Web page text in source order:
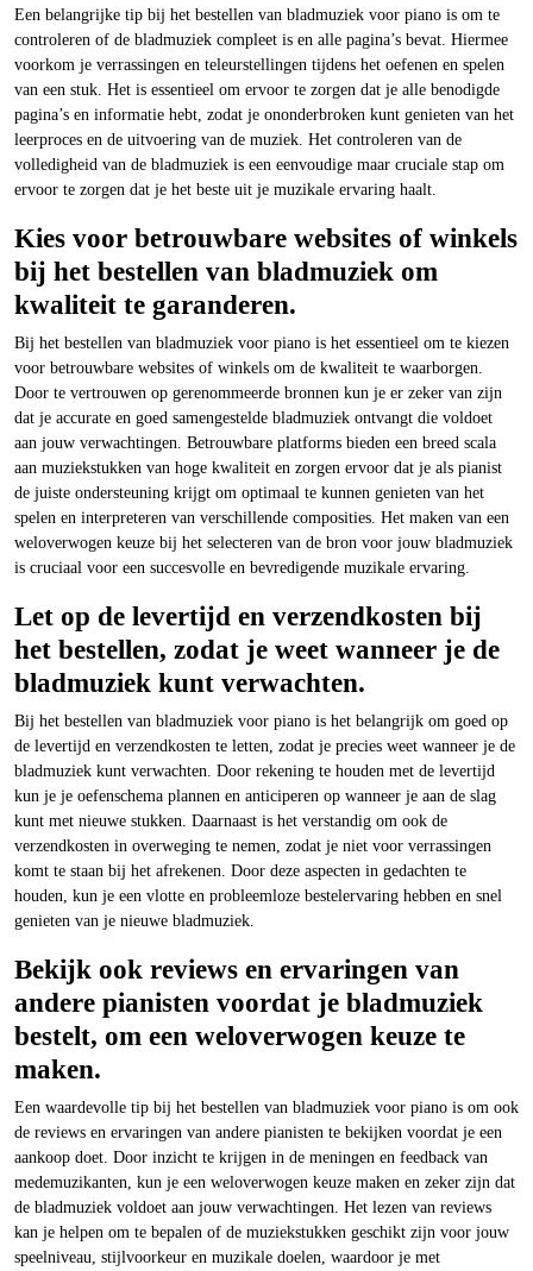
Een belangrijke tip bij het bestellen van bladmuziek voor piano is om te
controleren of de bladmuziek compleet is en alle pagina’s bevat. Hiermee
voorkom je verrassingen en teleurstellingen tijdens het oefenen en spelen
van een stuk. Het is essentieel om ervoor te zorgen dat je alle benodigde
pagina’s en informatie hebt, zodat je ononderbroken kunt genieten van het
leerproces en de uitvoering van de muziek. Het controleren van de
volledigheid van de bladmuziek is een eenvoudige maar cruciale stap om
ervoor te zorgen dat je het beste uit je muzikale ervaring haalt.
Kies voor betrouwbare websites of winkels
bij het bestellen van bladmuziek om
kwaliteit te garanderen.
Bij het bestellen van bladmuziek voor piano is het essentieel om te kiezen
voor betrouwbare websites of winkels om de kwaliteit te waarborgen.
Door te vertrouwen op gerenommeerde bronnen kun je er zeker van zijn
dat je accurate en goed samengestelde bladmuziek ontvangt die voldoet
aan jouw verwachtingen. Betrouwbare platforms bieden een breed scala
aan muziekstukken van hoge kwaliteit en zorgen ervoor dat je als pianist
de juiste ondersteuning krijgt om optimaal te kunnen genieten van het
spelen en interpreteren van verschillende composities. Het maken van een
weloverwogen keuze bij het selecteren van de bron voor jouw bladmuziek
is cruciaal voor een succesvolle en bevredigende muzikale ervaring.
Let op de levertijd en verzendkosten bij
het bestellen, zodat je weet wanneer je de
bladmuziek kunt verwachten.
Bij het bestellen van bladmuziek voor piano is het belangrijk om goed op
de levertijd en verzendkosten te letten, zodat je precies weet wanneer je de
bladmuziek kunt verwachten. Door rekening te houden met de levertijd
kun je je oefenschema plannen en anticiperen op wanneer je aan de slag
kunt met nieuwe stukken. Daarnaast is het verstandig om ook de
verzendkosten in overweging te nemen, zodat je niet voor verrassingen
komt te staan bij het afrekenen. Door deze aspecten in gedachten te
houden, kun je een vlotte en probleemloze bestelervaring hebben en snel
genieten van je nieuwe bladmuziek.
Bekijk ook reviews en ervaringen van
andere pianisten voordat je bladmuziek
bestelt, om een weloverwogen keuze te
maken.
Een waardevolle tip bij het bestellen van bladmuziek voor piano is om ook
de reviews en ervaringen van andere pianisten te bekijken voordat je een
aankoop doet. Door inzicht te krijgen in de meningen en feedback van
medemuzikanten, kun je een weloverwogen keuze maken en zeker zijn dat
de bladmuziek voldoet aan jouw verwachtingen. Het lezen van reviews
kan je helpen om te bepalen of de muziekstukken geschikt zijn voor jouw
speelniveau, stijlvoorkeur en muzikale doelen, waardoor je met